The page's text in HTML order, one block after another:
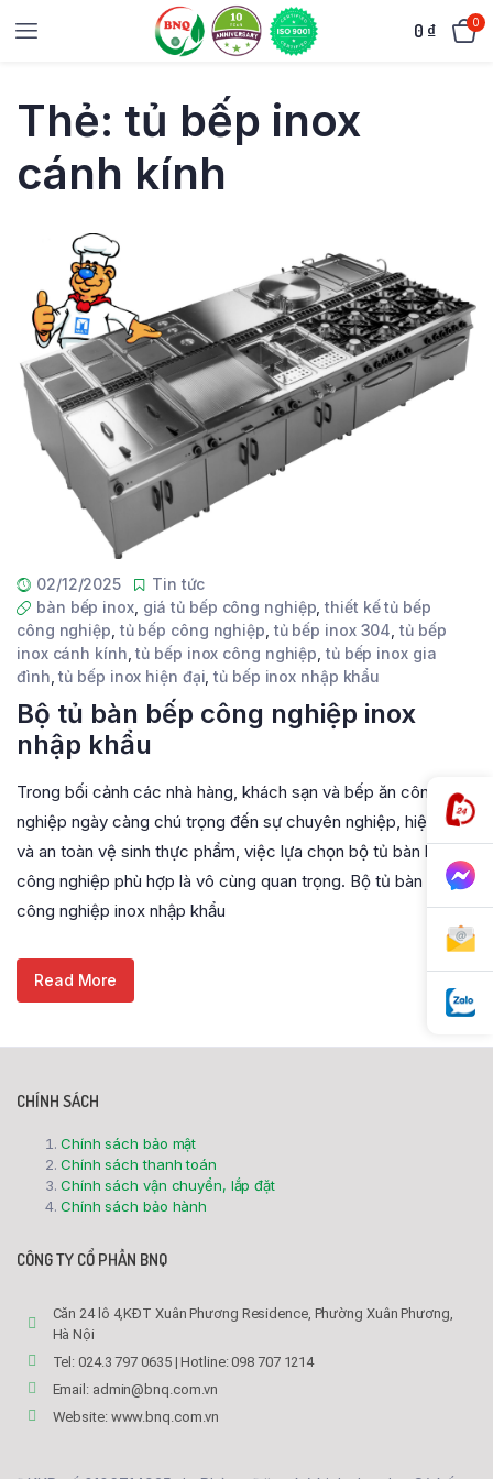
0 ₫ 0
Thẻ: tủ bếp inox
cánh kính
02/12/2025
Tin tức
bàn bếp inox, giá tủ bếp công nghiệp ,thiết kế tủ bếp
công nghiệp tủ bếp công nghiệp tủ bếp inox 304 ,tủ bếp
inox cánh kính ,tủ bếp inox công nghiệp tủ bếp inox gia
đình ,tủ bếp inox hiện đại ,tủ bếp inox nhập khẩu
Bộ tủ bàn bếp công nghiệp inox
nhập khẩu
Trong bối cảnh các nhà hàng, khách sạn và bếp ăn công
nghiệp ngày càng chú trọng đến sự chuyên nghiệp, hiện đại
và an toàn vệ sinh thực phẩm, việc lựa chọn bộ tủ bàn bếp
công nghiệp phù hợp là vô cùng quan trọng. Bộ tủ bàn bếp
công nghiệp inox nhập khẩu
Read More
CHÍNH SÁCH
Chính sách bảo mật
Chính sách thanh toán
Chính sách vận chuyển, lắp đặt
Chính sách bảo hành
CÔNG TY CỔ PHẦN BNQ
Căn 24 lô 4,KĐT Xuân Phương Residence, Phường Xuân Phương,
Hà Nội
Tel: 024.3 797 0635 | Hotline: 098 707 1214
Email: admin@bnq.com.vn
Website: www.bnq.com.vn